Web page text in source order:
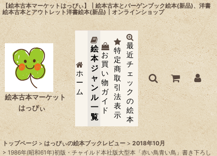
【絵本古本マーケットはっぴぃ】┃絵本古本とバーゲンブック絵本(新品)、洋書
絵本古本とアウトレット洋書絵本(新品)┃オンラインショップ
絵本古本マーケット
はっぴぃ
ホ
ー
ム
絵
本
ジ
ャ
ン
ル
一
覧
お
買
い
物
ガ
イ
ド
特
定
商
取
引
法
表
示
最
近
チ
ェ
ッ
ク
の
絵
本
トップページ > はっぴぃの絵本ブックレビュー > 2018年10月
> 1986年(昭和61年)初版・チャイルド本社版大型本「赤い鳥青い鳥」書き下ろし